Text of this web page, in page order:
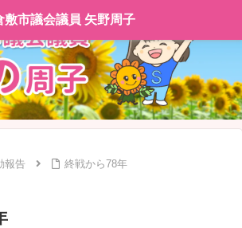
報告 終戦から78年
敷市議会議員 矢野周子